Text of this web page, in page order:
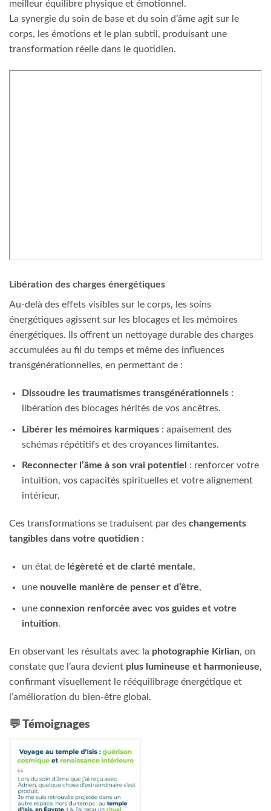
meilleur équilibre physique et émotionnel.
La synergie du soin de base et du soin d’âme agit sur le
corps, les émotions et le plan subtil, produisant une
transformation réelle dans le quotidien.
Libération des charges énergétiques
Au‑delà des effets visibles sur le corps, les soins
énergétiques agissent sur les blocages et les mémoires
énergétiques. Ils offrent un nettoyage durable des charges
accumulées au fil du temps et même des influences
transgénérationnelles, en permettant de :
Dissoudre les traumatismes transgénérationnels:
libération des blocages hérités de vos ancêtres.
Libérer les mémoires karmiques: apaisement des
schémas répétitifs et des croyances limitantes.
Reconnecter l’âme à son vrai potentiel
: renforcer votre
intuition, vos capacités spirituelles et votre alignement
intérieur.
Ces transformations se traduisent par des changements
tangibles dans votre quotidien :
un état de légèreté et de clarté mentale,
une nouvelle manière de penser et d’être,
une connexion renforcée avec vos guides et votre
intuition.
En observant les résultats avec la photographie Kirlian, on
constate que l’aura devient plus lumineuse et harmonieuse,
confirmant visuellement le rééquilibrage énergétique et
l’amélioration du bien-être global.
💬 Témoignages